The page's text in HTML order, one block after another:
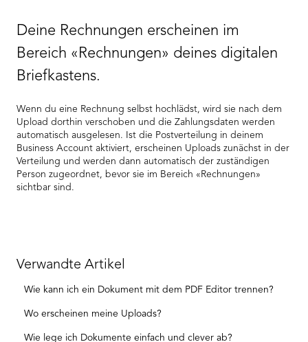
Deine Rechnungen erscheinen im
Bereich «Rechnungen» deines digitalen
Briefkastens.
Wenn du eine Rechnung selbst hochlädst, wird sie nach dem
Upload dorthin verschoben und die Zahlungsdaten werden
automatisch ausgelesen. Ist die Postverteilung in deinem
Business Account aktiviert, erscheinen Uploads zunächst in der
Verteilung und werden dann automatisch der zuständigen
Person zugeordnet, bevor sie im Bereich «Rechnungen»
sichtbar sind.
Verwandte Artikel
Wie kann ich ein Dokument mit dem PDF Editor trennen?
Wo erscheinen meine Uploads?
Wie lege ich Dokumente einfach und clever ab?